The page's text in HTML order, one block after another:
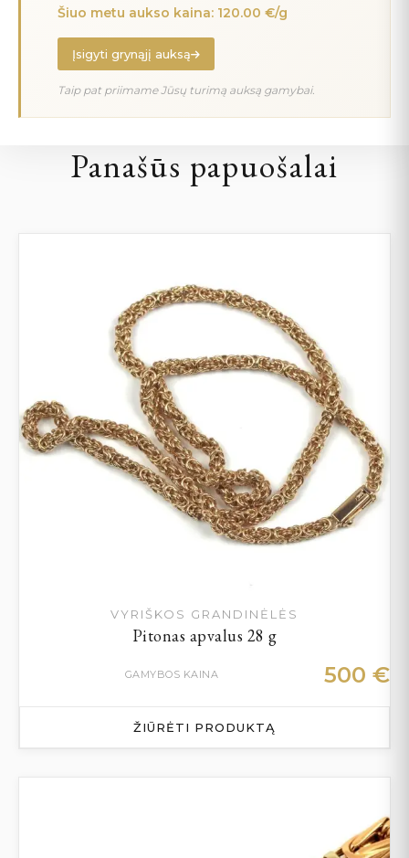
Šiuo metu aukso kaina: 120.00 €/g
Įsigyti grynąjį auksą
Taip pat priimame Jūsų turimą auksą gamybai.
Panašūs papuošalai
VYRIŠKOS GRANDINĖLĖS
Pitonas apvalus 28 g
GAMYBOS KAINA 500 €
ŽIŪRĖTI PRODUKTĄ